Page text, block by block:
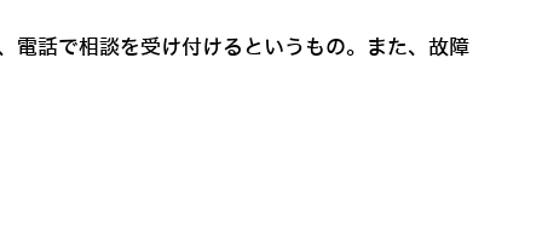
電話で相談を受け付けるというもの。また、故障